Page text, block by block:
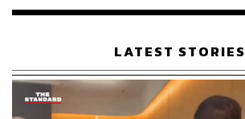
เรือนไทยที่ถูกซุกไว้
LATEST STORIES